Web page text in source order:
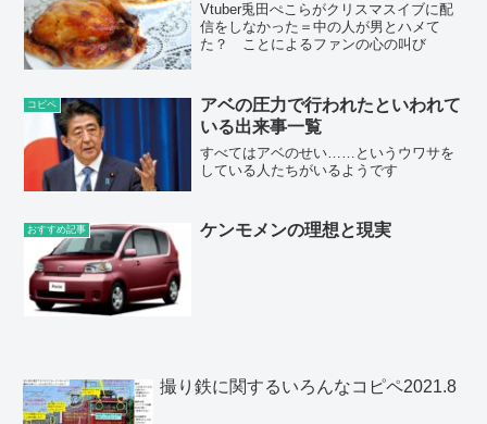
Vtuber兎田ぺこらがクリスマスイブに配
信をしなかった＝中の人が男とハメて
た？ ことによるファンの心の叫び
コピペ
アベの圧力で行われたといわれて
いる出来事一覧
すべてはアベのせい……というウワサを
している人たちがいるようです
おすすめ記事 ケンモメンの理想と現実
撮り鉄に関するいろんなコピペ2021.8